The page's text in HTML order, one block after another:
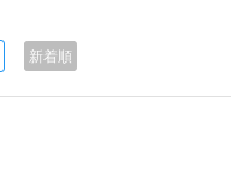
新着順